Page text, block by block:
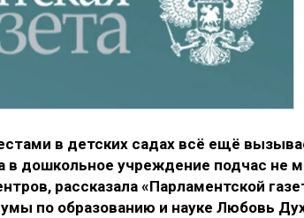
в детских садах всё ещё
в дошкольное учреждение подчас не
рассказала «Парламентской
по образованию и науке Любовь